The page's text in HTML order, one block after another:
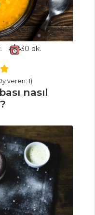
30 dk.
veren: 1)
nasıl